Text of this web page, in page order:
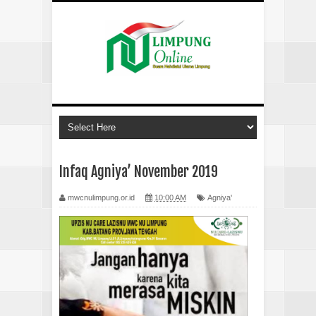
Infaq Agniya’ November 2019
mwcnulimpung.or.id 10:00 AM Agniya'